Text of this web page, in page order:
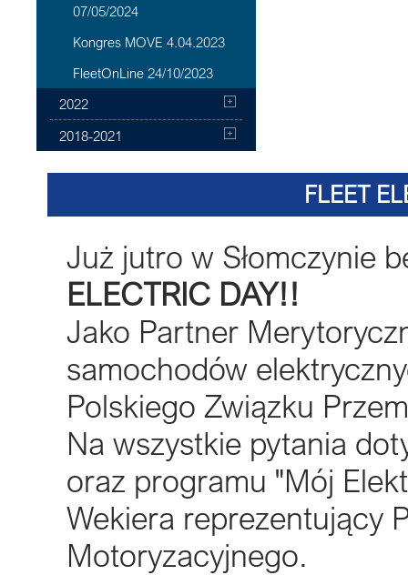
07/05/2024
Kongres MOVE 4.04.2023
FleetOnLine 24/10/2023
2022
2018-2021
FLEET
Już jutro w Słomczynie
ELECTRIC DAY!!
Jako Partner
samochodów
Polskiego Związku
Na wszystkie pytania
oraz programu "Mój
Wekiera reprezentujący
Motoryzacyjnego.